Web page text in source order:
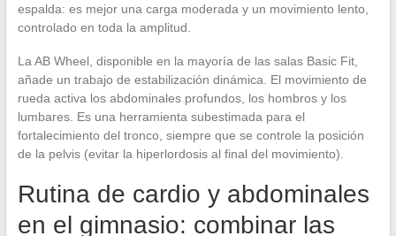
espalda: es mejor una carga moderada y un movimiento lento,
controlado en toda la amplitud.
La AB Wheel, disponible en la mayoría de las salas Basic Fit,
añade un trabajo de estabilización dinámica. El movimiento de
rueda activa los abdominales profundos, los hombros y los
lumbares. Es una herramienta subestimada para el
fortalecimiento del tronco, siempre que se controle la posición
de la pelvis (evitar la hiperlordosis al final del movimiento).
Rutina de cardio y abdominales
en el gimnasio: combinar las